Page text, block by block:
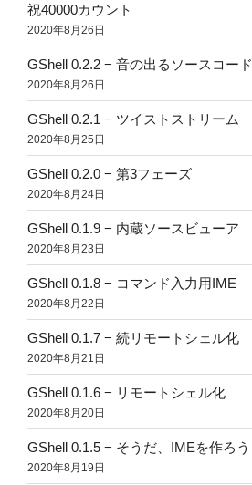
祝40000カウント
2020年8月26日
GShell 0.2.2 − 音の出るソースコード
2020年8月26日
GShell 0.2.1 − ツイストストリーム
2020年8月25日
GShell 0.2.0 − 第3フェーズ
2020年8月24日
GShell 0.1.9 − 内蔵ソースビューア
2020年8月23日
GShell 0.1.8 − コマンド入力用IME
2020年8月22日
GShell 0.1.7 − 続リモートシェル化
2020年8月21日
GShell 0.1.6 − リモートシェル化
2020年8月20日
GShell 0.1.5 − そうだ、IMEを作ろう
2020年8月19日